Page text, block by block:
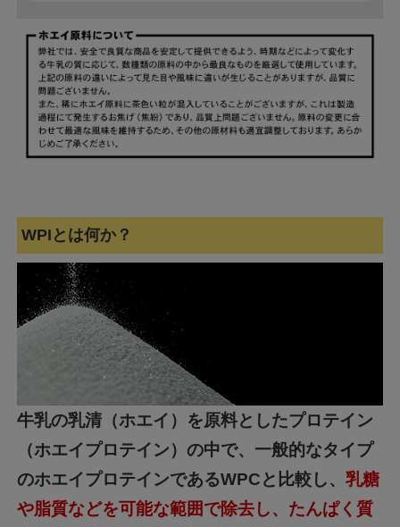
WPIとは何か？
牛乳の乳清（ホエイ）を原料としたプロテイン
（ホエイプロテイン）の中で、一般的なタイプ
のホエイプロテインであるWPCと比較し、乳糖
や脂質などを可能な範囲で除去し、たんぱく質